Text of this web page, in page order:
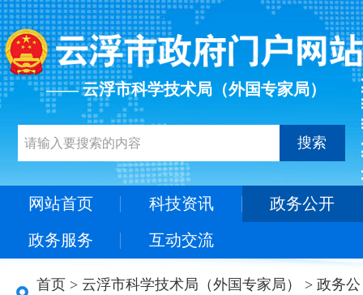
—— 云浮市科学技术局（外国专家局）
搜索
网站首页 科技资讯 政务公开
政务服务 互动交流
首页 > 云浮市科学技术局（外国专家局） > 政务公